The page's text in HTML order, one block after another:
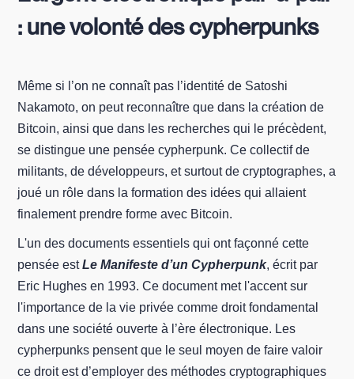
: une volonté des cypherpunks
Même si l’on ne connaît pas l’identité de Satoshi
Nakamoto, on peut reconnaître que dans la création de
Bitcoin, ainsi que dans les recherches qui le précèdent,
se distingue une pensée cypherpunk. Ce collectif de
militants, de développeurs, et surtout de cryptographes, a
joué un rôle dans la formation des idées qui allaient
finalement prendre forme avec Bitcoin.
L'un des documents essentiels qui ont façonné cette
pensée estLe Manifeste d’un Cypherpunk, écrit par
Eric Hughes en 1993. Ce document met l'accent sur
l'importance de la vie privée comme droit fondamental
dans une société ouverte à l’ère électronique. Les
cypherpunks pensent que le seul moyen de faire valoir
ce droit est d’employer des méthodes cryptographiques